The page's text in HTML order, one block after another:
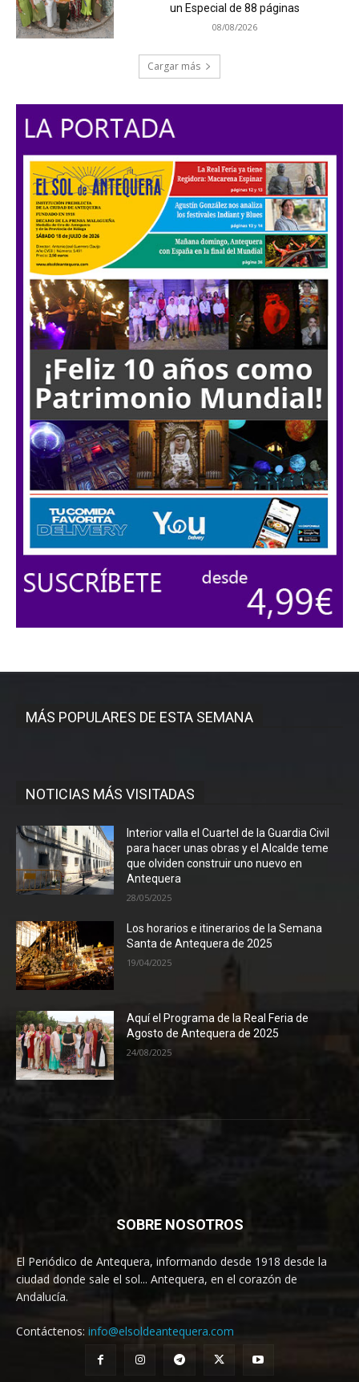
un Especial de 88 páginas
08/08/2026
Cargar más
MÁS POPULARES DE ESTA SEMANA
NOTICIAS MÁS VISITADAS
Interior valla el Cuartel de la Guardia Civil
para hacer unas obras y el Alcalde teme
que olviden construir uno nuevo en
Antequera
28/05/2025
Los horarios e itinerarios de la Semana
Santa de Antequera de 2025
19/04/2025
Aquí el Programa de la Real Feria de
Agosto de Antequera de 2025
24/08/2025
SOBRE NOSOTROS
El Periódico de Antequera, informando desde 1918 desde la
ciudad donde sale el sol... Antequera, en el corazón de
Andalucía.
Contáctenos: info@elsoldeantequera.com